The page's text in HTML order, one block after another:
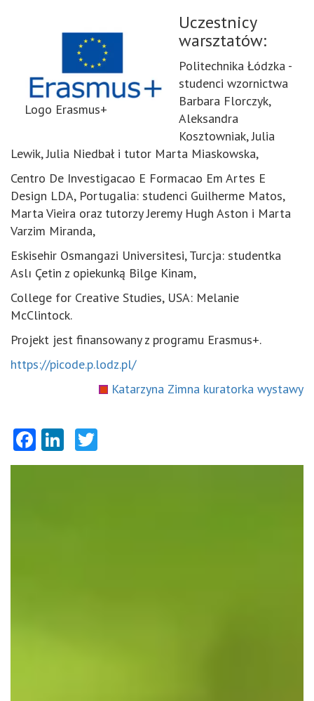
Logo Erasmus+
Uczestnicy
warsztatów:
Politechnika Łódzka -
studenci wzornictwa
Barbara Florczyk,
Aleksandra
Kosztowniak, Julia
Lewik, Julia Niedbał i tutor Marta Miaskowska,
Centro De Investigacao E Formacao Em Artes E
Design LDA, Portugalia: studenci Guilherme Matos,
Marta Vieira oraz tutorzy Jeremy Hugh Aston i Marta
Varzim Miranda,
Eskisehir Osmangazi Universitesi, Turcja: studentka
Aslı Çetin z opiekunką Bilge Kinam,
College for Creative Studies, USA: Melanie
McClintock.
Projekt jest finansowany z programu Erasmus+.
https://picode.p.lodz.pl/
Katarzyna Zimna kuratorka wystawy
Facebook
LinkedIn